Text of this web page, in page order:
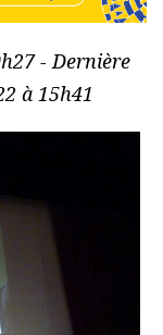
- Dernière
à 15h41